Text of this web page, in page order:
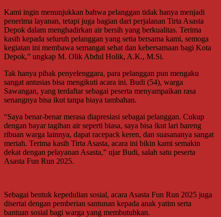
Kami ingin menunjukkan bahwa pelanggan tidak hanya menjadi
penerima layanan, tetapi juga bagian dari perjalanan Tirta Asasta
Depok dalam menghadirkan air bersih yang berkualitas. Terima
kasih kepada seluruh pelanggan yang setia bersama kami, semoga
kegiatan ini membawa semangat sehat dan kebersamaan bagi Kota
Depok,” ungkap M. Olik Abdul Holik, A.K., M.Si.
Tak hanya pihak penyelenggara, para pelanggan pun mengaku
sangat antusias bisa mengikuti acara ini. Budi (54), warga
Sawangan, yang terdaftar sebagai peserta menyampaikan rasa
senangnya bisa ikut tanpa biaya tambahan.
“Saya benar-benar merasa diapresiasi sebagai pelanggan. Cukup
dengan bayar tagihan air seperti biasa, saya bisa ikut lari bareng
ribuan warga lainnya, dapat racepack keren, dan suasananya sangat
meriah. Terima kasih Tirta Asasta, acara ini bikin kami semakin
dekat dengan pelayanan Asasta,” ujar Budi, salah satu peserta
Asasta Fun Run 2025.
Sebagai bentuk kepedulian sosial, acara Asasta Fun Run 2025 juga
disertai dengan pemberian santunan kepada anak yatim serta
bantuan sosial bagi warga yang membutuhkan.